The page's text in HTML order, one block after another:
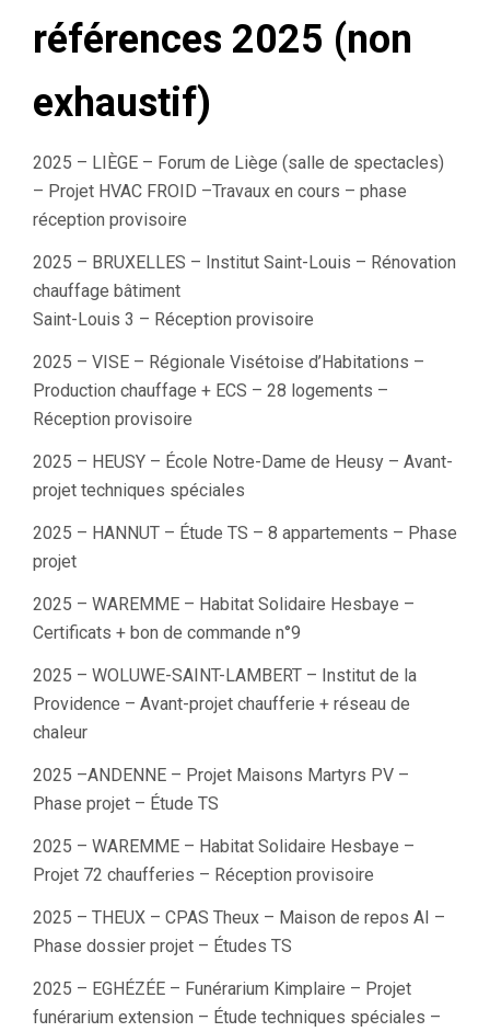
références 2025 (non
exhaustif)
2025 – LIÈGE – Forum de Liège (salle de spectacles)
– Projet HVAC FROID –Travaux en cours – phase
réception provisoire
2025 – BRUXELLES – Institut Saint-Louis – Rénovation
chauffage bâtiment
Saint-Louis 3 – Réception provisoire
2025 – VISE – Régionale Visétoise d’Habitations –
Production chauffage + ECS – 28 logements –
Réception provisoire
2025 – HEUSY – École Notre-Dame de Heusy – Avant-
projet techniques spéciales
2025 – HANNUT – Étude TS – 8 appartements – Phase
projet
2025 – WAREMME – Habitat Solidaire Hesbaye –
Certificats + bon de commande n°9
2025 – WOLUWE-SAINT-LAMBERT – Institut de la
Providence – Avant-projet chaufferie + réseau de
chaleur
2025 –ANDENNE – Projet Maisons Martyrs PV –
Phase projet – Étude TS
2025 – WAREMME – Habitat Solidaire Hesbaye –
Projet 72 chaufferies – Réception provisoire
2025 – THEUX – CPAS Theux – Maison de repos AI –
Phase dossier projet – Études TS
2025 – EGHÉZÉE – Funérarium Kimplaire – Projet
funérarium extension – Étude techniques spéciales –